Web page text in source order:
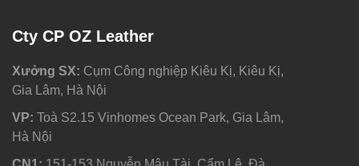
Cty CP OZ Leather
Xưởng SX: Cụm Công nghiệp Kiêu Kị, Kiêu Kị,
Gia Lâm, Hà Nội
VP: Toà S2.15 Vinhomes Ocean Park, Gia Lâm,
Hà Nội